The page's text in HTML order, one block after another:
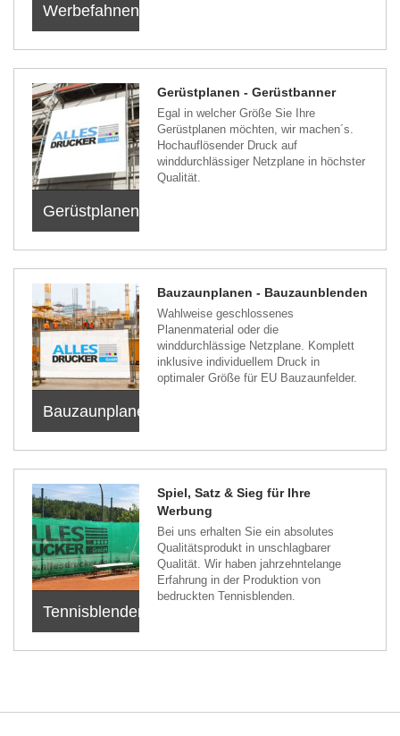
Werbefahnen
Gerüstplanen
Gerüstplanen - Gerüstbanner
Egal in welcher Größe Sie Ihre
Gerüstplanen möchten, wir machen´s.
Hochauflösender Druck auf
winddurchlässiger Netzplane in höchster
Qualität.
Bauzaunplanen
Bauzaunplanen - Bauzaunblenden
Wahlweise geschlossenes
Planenmaterial oder die
winddurchlässige Netzplane. Komplett
inklusive individuellem Druck in
optimaler Größe für EU Bauzaunfelder.
Tennisblenden
Spiel, Satz & Sieg für Ihre
Werbung
Bei uns erhalten Sie ein absolutes
Qualitätsprodukt in unschlagbarer
Qualität. Wir haben jahrzehntelange
Erfahrung in der Produktion von
bedruckten Tennisblenden.